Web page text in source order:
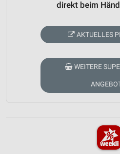
direkt beim
AKTUELLES
WEITERE